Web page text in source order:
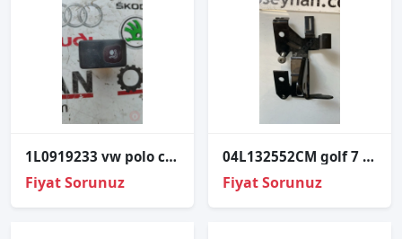
1L0919233 vw polo classic hava yastığı uyarı lambası
Fiyat Sorunuz
04L132552CM golf 7 passat b8 fark basınç sensörü bağlantı braketi
Fiyat Sorunuz